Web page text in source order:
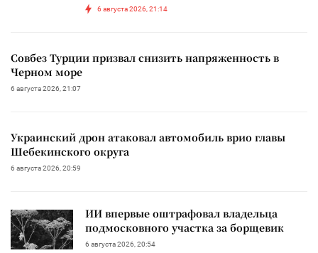
6 августа 2026, 21:14
Совбез Турции призвал снизить напряженность в
Черном море
6 августа 2026, 21:07
Украинский дрон атаковал автомобиль врио главы
Шебекинского округа
6 августа 2026, 20:59
ИИ впервые оштрафовал владельца
подмосковного участка за борщевик
6 августа 2026, 20:54